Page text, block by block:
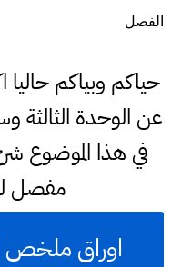
الفصل
حياكم وبياكم حاليا
عن الوحدة
في هذا الموضوع
مفصل
اوراق ملخص